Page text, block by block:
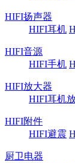
HIFI扬声器
HIFI耳机
HIFI音源
HIFI手机
HIFI放大器
HIFI耳机
HIFI附件
HIFI避震
厨卫电器